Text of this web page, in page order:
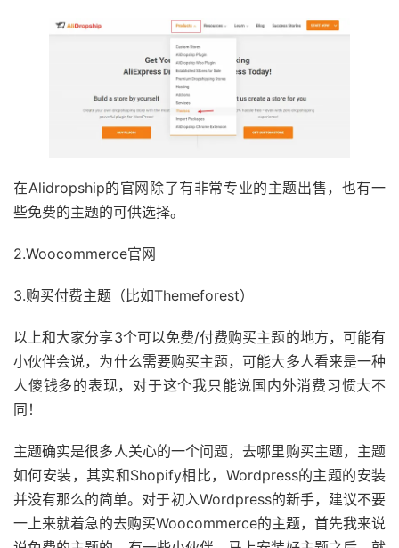
在Alidropship的官网除了有非常专业的主题出售，也有一
些免费的主题的可供选择。
2.Woocommerce官网
3.购买付费主题（比如Themeforest）
以上和大家分享3个可以免费/付费购买主题的地方，可能有
小伙伴会说，为什么需要购买主题，可能大多人看来是一种
人傻钱多的表现，对于这个我只能说国内外消费习惯大不
同！
主题确实是很多人关心的一个问题，去哪里购买主题，主题
如何安装，其实和Shopify相比，Wordpress的主题的安装
并没有那么的简单。对于初入Wordpress的新手，建议不要
一上来就着急的去购买Woocommerce的主题，首先我来说